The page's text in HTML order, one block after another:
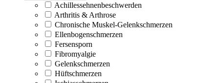
Achillessehnenbeschwerden
Arthritis & Arthrose
Chronische Muskel-Gelenkschmerzen
Ellenbogenschmerzen
Fersensporn
Fibromyalgie
Gelenkschmerzen
Hüftschmerzen